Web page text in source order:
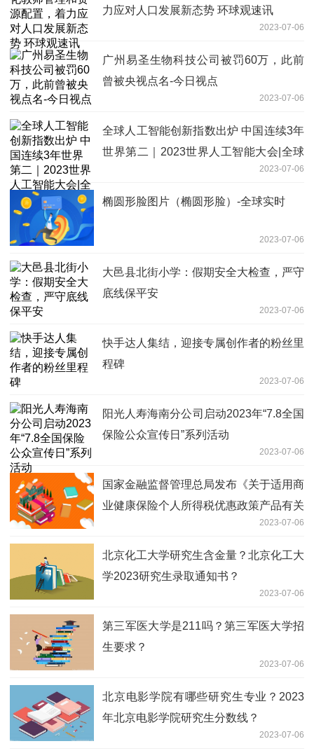
力应对人口发展新态势 环球观速讯
2023-07-06
广州易圣生物科技公司被罚60万，此前
曾被央视点名-今日视点
2023-07-06
全球人工智能创新指数出炉 中国连续3年
世界第二｜2023世界人工智能大会|全球
2023-07-06
椭圆形脸图片（椭圆形脸）-全球实时
2023-07-06
大邑县北街小学：假期安全大检查，严守
底线保平安
2023-07-06
快手达人集结，迎接专属创作者的粉丝里
程碑
2023-07-06
阳光人寿海南分公司启动2023年“7.8全国
保险公众宣传日”系列活动
2023-07-06
国家金融监督管理总局发布《关于适用商
业健康保险个人所得税优惠政策产品有关
2023-07-06
北京化工大学研究生含金量？北京化工大
学2023研究生录取通知书？
2023-07-06
第三军医大学是211吗？第三军医大学招
生要求？
2023-07-06
北京电影学院有哪些研究生专业？2023
年北京电影学院研究生分数线？
2023-07-06